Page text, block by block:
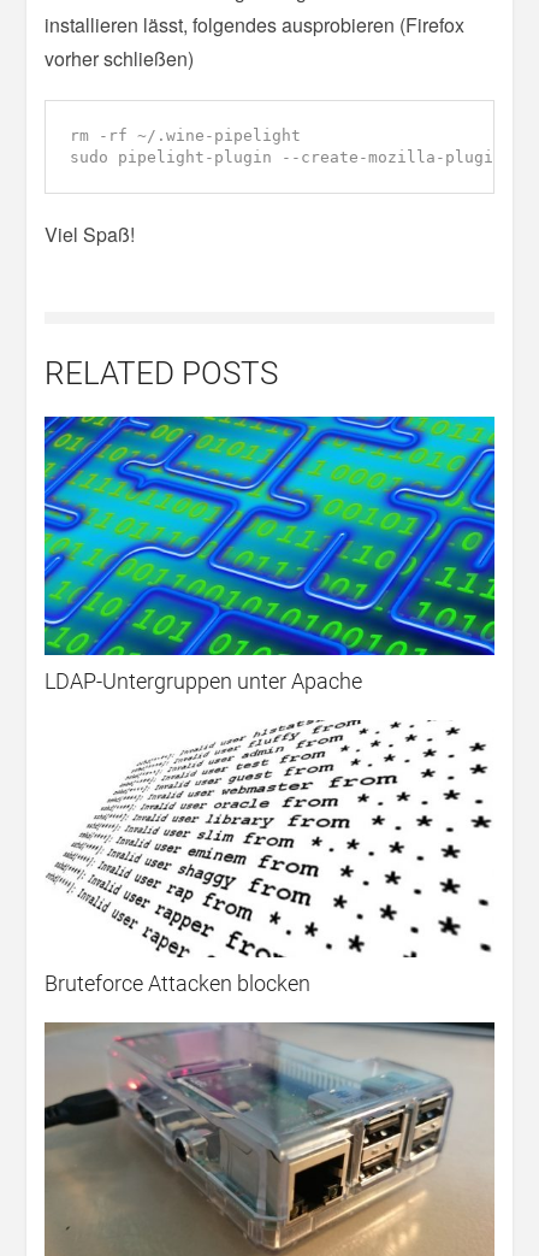
installieren lässt, folgendes ausprobieren (Firefox
vorher schließen)
rm -rf ~/.wine-pipelight
sudo pipelight-plugin --create-mozilla-plugins
Viel Spaß!
RELATED POSTS
LDAP-Untergruppen unter Apache
Bruteforce Attacken blocken